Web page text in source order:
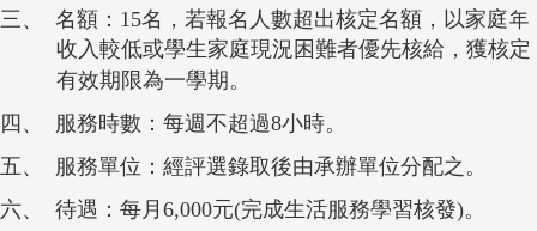
三、
名額： 15名，若報名人數超出核定名額，以家庭年
收入較低或學生家庭現況困難者優先核給，獲核定
有效期限為一學期。
四、
服務時數：每週不超過8小時。
五、
服務單位：經評選錄取後由承辦單位分配之。
六、
待遇：每月 6,000元(完成生活服務學習核發)。